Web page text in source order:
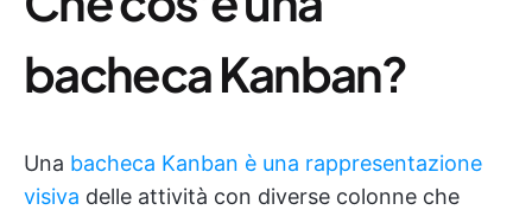
bacheca Kanban?
Una bacheca Kanban è una rappresentazione
visiva delle attività con diverse colonne che